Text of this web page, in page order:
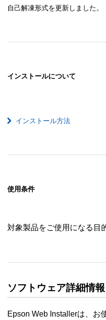
自己解凍形式を更新しました。
インストールについて
インストール方法
使用条件
対象製品をご使用になる目
ソフトウェア詳細情報
Epson Web Installerは、お